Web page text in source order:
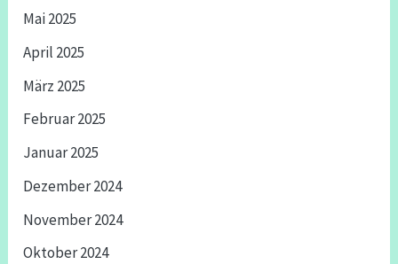
Mai 2025
April 2025
März 2025
Februar 2025
Januar 2025
Dezember 2024
November 2024
Oktober 2024